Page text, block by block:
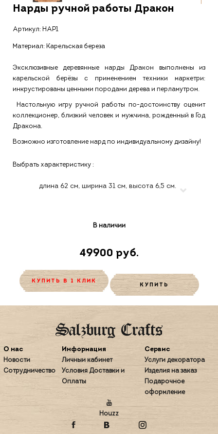
Нарды ручной работы Дракон
Артикул: НАР1
Материал: Карельская береза
Эксклюзивные деревянные нарды Дракон выполнены из
карельской берёзы с применением техники маркетри:
инкрустированы ценными породами дерева и перламутром.
Настольную игру ручной работы по-достоинству оценит
коллекционер, близкий человек и мужчина, рожденный в Год
Дракона.
Возможно изготовление нард по индивидуальному дизайну!
Выбрать характеристику :
В наличии
49900 руб.
КУПИТЬ В 1 КЛИК
КУПИТЬ
О нас
Новости
Сотрудничество
Информация
Личный кабинет
Условия Доставки и
Оплаты
Сервис
Услуги декоратора
Изделия на заказ
Подарочное
оформление
Houzz